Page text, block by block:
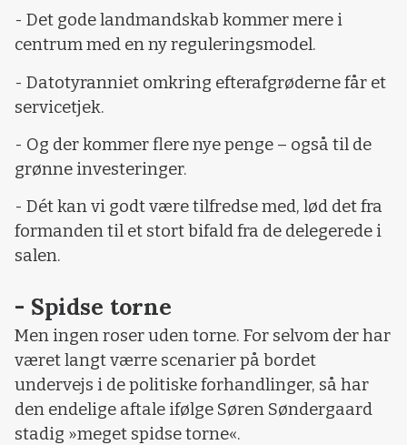
- Det gode landmandskab kommer mere i
centrum med en ny reguleringsmodel.
- Datotyranniet omkring efterafgrøderne får et
servicetjek.
- Og der kommer flere nye penge – også til de
grønne investeringer.
- Dét kan vi godt være tilfredse med, lød det fra
formanden til et stort bifald fra de delegerede i
salen.
- Spidse torne
Men ingen roser uden torne. For selvom der har
været langt værre scenarier på bordet
undervejs i de politiske forhandlinger, så har
den endelige aftale ifølge Søren Søndergaard
stadig »meget spidse torne«.